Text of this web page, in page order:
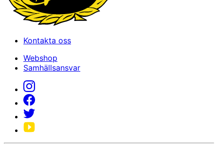
Kontakta oss
Webshop
Samhällsansvar